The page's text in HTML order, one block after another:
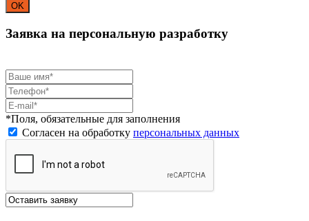
OK
Заявка на персональную разработку
*Поля, обязательные для заполнения
Согласен на обработку персональных данных